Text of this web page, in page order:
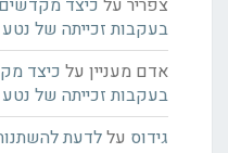
צפרירעל כיצד
בעקבות זכייתה של נטע
אדם מענייןעל כיצד
בעקבות זכייתה של נטע
גידוס עללדעת